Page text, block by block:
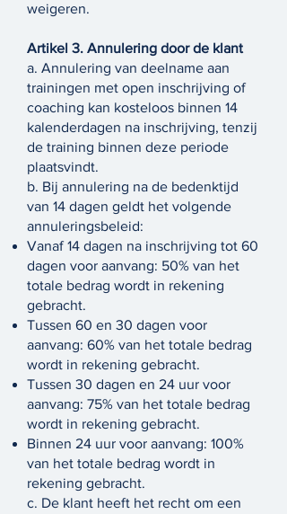
weigeren.
Artikel 3. Annulering door de klant
a. Annulering van deelname aan
trainingen met open inschrijving of
coaching kan kosteloos binnen 14
kalenderdagen na inschrijving, tenzij
de training binnen deze periode
plaatsvindt.
b. Bij annulering na de bedenktijd
van 14 dagen geldt het volgende
annuleringsbeleid:
Vanaf 14 dagen na inschrijving tot 60
dagen voor aanvang: 50% van het
totale bedrag wordt in rekening
gebracht.
Tussen 60 en 30 dagen voor
aanvang: 60% van het totale bedrag
wordt in rekening gebracht.
Tussen 30 dagen en 24 uur voor
aanvang: 75% van het totale bedrag
wordt in rekening gebracht.
Binnen 24 uur voor aanvang: 100%
van het totale bedrag wordt in
rekening gebracht.
c. De klant heeft het recht om een